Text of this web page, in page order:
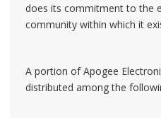
does its commitment to the
community within which it
A portion of Apogee
distributed among the